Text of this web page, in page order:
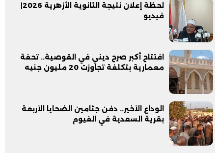
لحظة إعلان نتيجة الثانوية الأزهرية 2026|
فيديو
افتتاح أكبر صرح ديني في القوصية.. تحفة
معمارية بتكلفة تجاوزت 20 مليون جنيه
الوداع الأخير.. دفن جثامين الضحايا الأربعة
بقرية السعدية في الفيوم